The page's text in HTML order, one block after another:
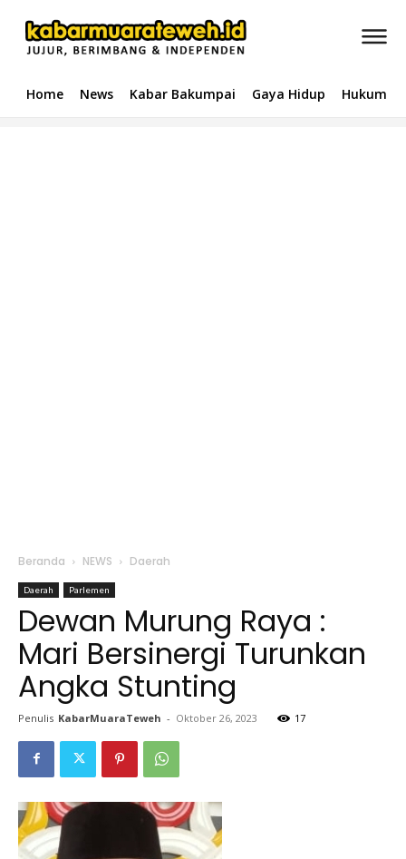
Home News Kabar Bakumpai Gaya Hidup Hukum &
Beranda NEWS Daerah
Daerah Parlemen
Dewan Murung Raya :
Mari Bersinergi Turunkan
Angka Stunting
Penulis KabarMuaraTeweh - Oktober 26, 2023 17